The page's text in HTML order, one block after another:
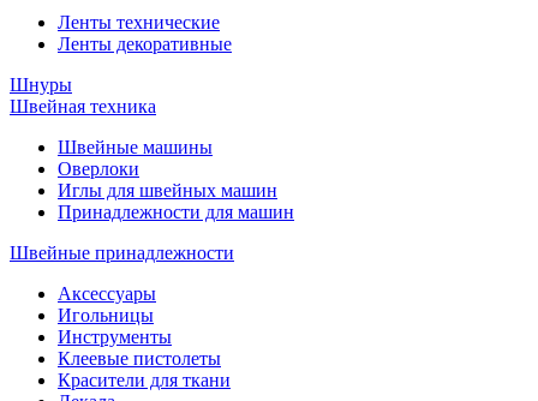
Ленты технические
Ленты декоративные
Шнуры
Швейная техника
Швейные машины
Оверлоки
Иглы для швейных машин
Принадлежности для машин
Швейные принадлежности
Аксессуары
Игольницы
Инструменты
Клеевые пистолеты
Красители для ткани